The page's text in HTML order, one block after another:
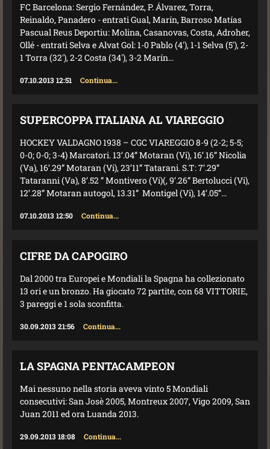
FC Barcelona: Sergio Fernández, P. Álvarez, Torra,
Reinaldo, Panadero - entrati Gual, Marín, Barroso Matías
Pascual Reus Deportiu: Molina, Casanovas, Costa, Adroher,
Ollé - entrati Selva e Alvat Gol: 1-0 Pablo (4'), 1-1 Selva (5'), 2-
1 Torra (32'), 2-2 Costa (34'), 3-2 Marín...
07.10.2013 12:51 Continua...
SUPERCOPPA ITALIANA AL VIAREGGIO
HOCKEY VALDAGNO 1938 – CGC VIAREGGIO 8-9 (2-2; 5-5;
0-0; 0-0; 3-4) Marcatori. 13’.04” Motaran (Vi), 16’.16” Nicolia
(Va), 16’.29” Motaran (Vi), 23’11” Tatarani. S.T: 7’.29”
Tataranni (Va), 8’.52 ” Montivero (Vi)(, 9’.26” Bertolucci (Vi),
12’.28” Motaran autogol, 13.31” Montigel (Vi), 14’.05”...
07.10.2013 12:50 Continua...
CIFRE DA CAPOGIRO
Dal 2000 tra Europei e Mondiali la Spagna ha collezionato
13 ori e un bronzo. Ha giocato 72 partite, con 68 VITTORIE,
3 pareggi e 1 sola sconfitta.
30.09.2013 21:56 Continua...
LA SPAGNA PENTACAMPEON
Mai nessuno nella storia aveva vinto 5 Mondiali
consecutivi: San Josè 2005, Montreux 2007, Vigo 2009, San
Juan 2011 ed ora Luanda 2013.
29.09.2013 18:08 Continua...